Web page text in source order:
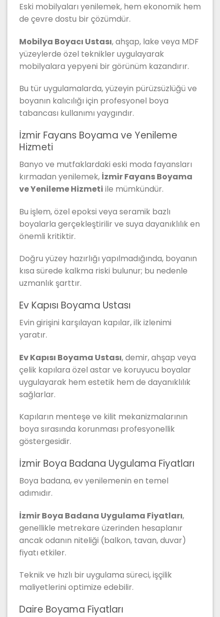
Eski mobilyaları yenilemek, hem ekonomik hem
de çevre dostu bir çözümdür.
Mobilya Boyacı Ustası, ahşap, lake veya MDF
yüzeylerde özel teknikler uygulayarak
mobilyalara yepyeni bir görünüm kazandırır.
Bu tür uygulamalarda, yüzeyin pürüzsüzlüğü ve
boyanın kalıcılığı için profesyonel boya
tabancası kullanımı yaygındır.
İzmir Fayans Boyama ve Yenileme
Hizmeti
Banyo ve mutfaklardaki eski moda fayansları
kırmadan yenilemek, İzmir Fayans Boyama
ve Yenileme Hizmeti ile mümkündür.
Bu işlem, özel epoksi veya seramik bazlı
boyalarla gerçekleştirilir ve suya dayanıklılık en
önemli kritiktir.
Doğru yüzey hazırlığı yapılmadığında, boyanın
kısa sürede kalkma riski bulunur; bu nedenle
uzmanlık şarttır.
Ev Kapısı Boyama Ustası
Evin girişini karşılayan kapılar, ilk izlenimi
yaratır.
Ev Kapısı Boyama Ustası, demir, ahşap veya
çelik kapılara özel astar ve koruyucu boyalar
uygulayarak hem estetik hem de dayanıklılık
sağlarlar.
Kapıların menteşe ve kilit mekanizmalarının
boya sırasında korunması profesyonellik
göstergesidir.
İzmir Boya Badana Uygulama Fiyatları
Boya badana, ev yenilemenin en temel
adımıdır.
İzmir Boya Badana Uygulama Fiyatları,
genellikle metrekare üzerinden hesaplanır
ancak odanın niteliği (balkon, tavan, duvar)
fiyatı etkiler.
Teknik ve hızlı bir uygulama süreci, işçilik
maliyetlerini optimize edebilir.
Daire Boyama Fiyatları